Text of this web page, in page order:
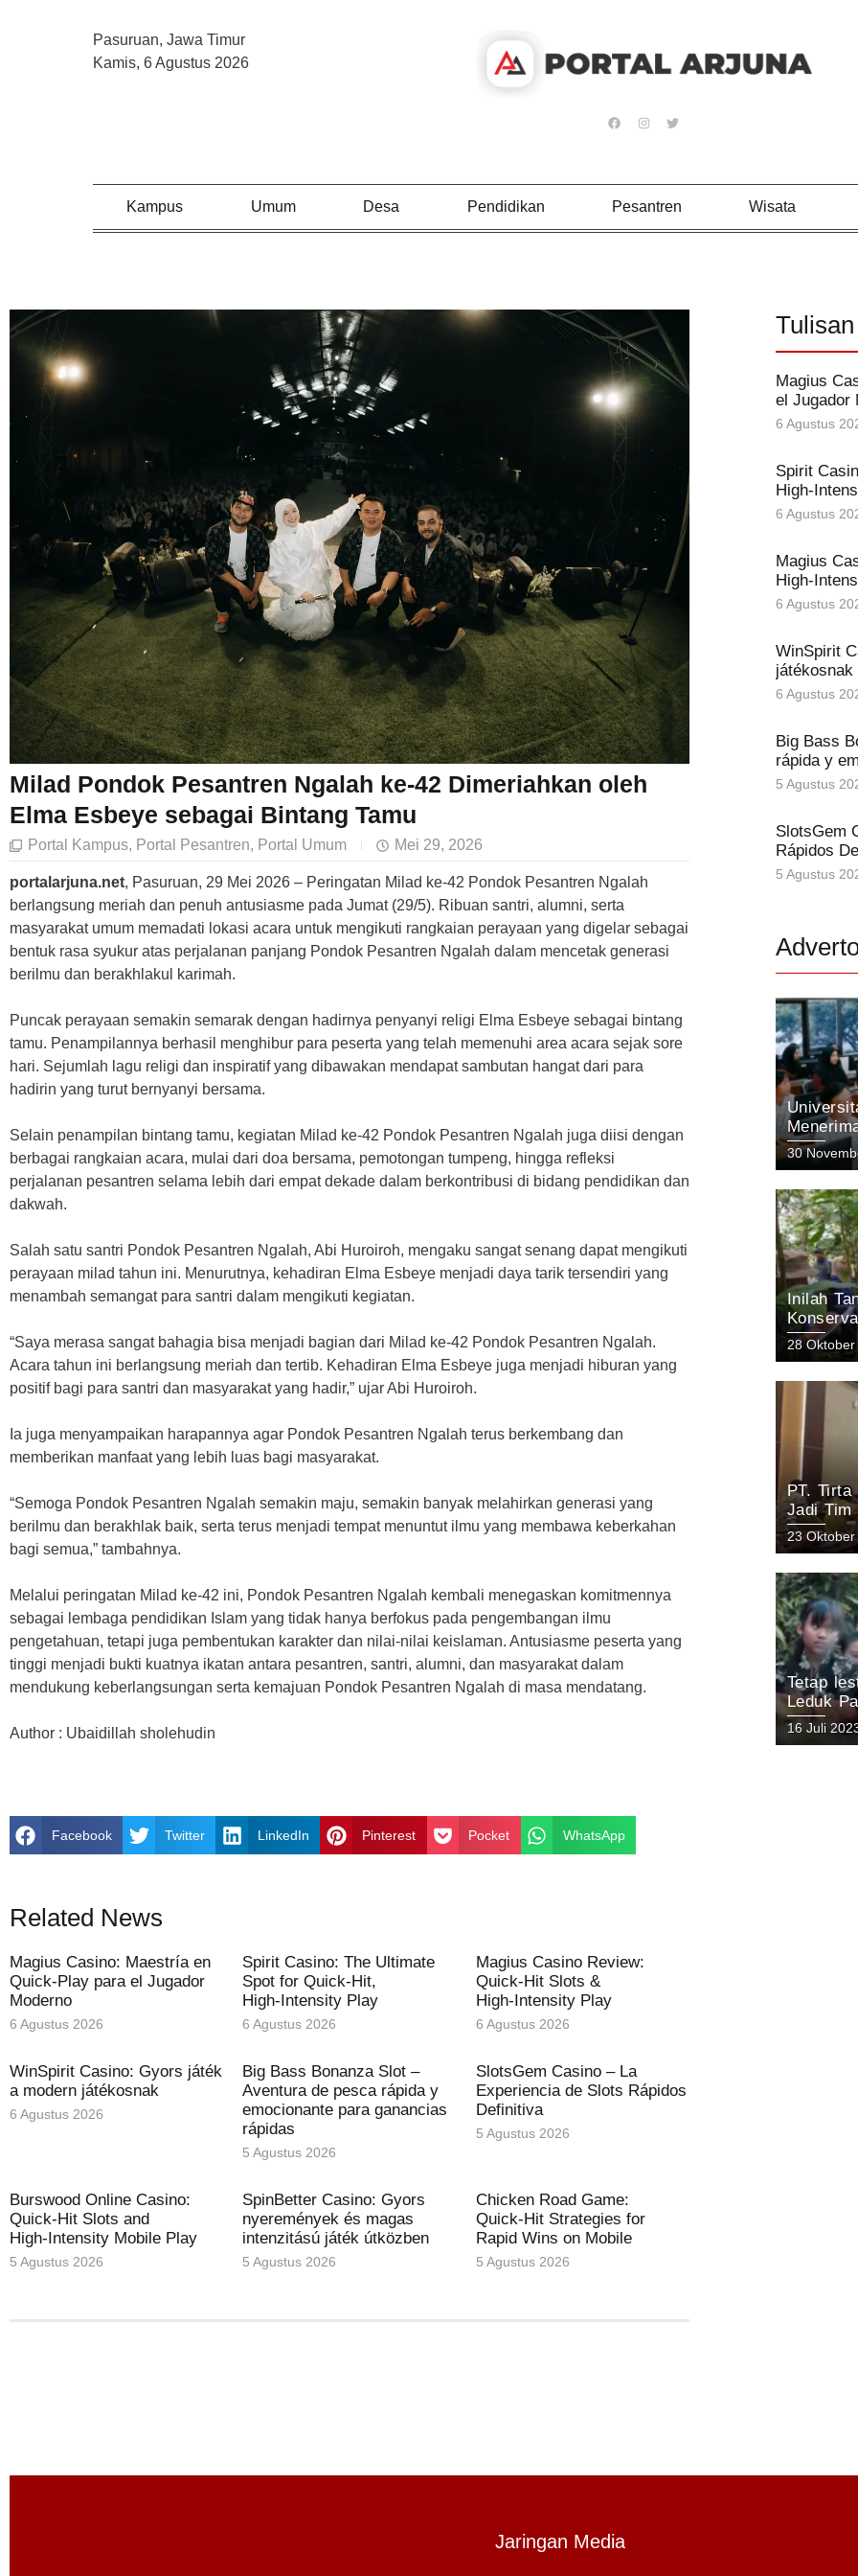
Pasuruan, Jawa Timur
Kamis, 6 Agustus 2026
Kampus Umum Desa Pendidikan Pesantren Wisata
Milad Pondok Pesantren Ngalah ke-42 Dimeriahkan oleh
Elma Esbeye sebagai Bintang Tamu
Portal Kampus, Portal Pesantren, Portal Umum Mei 29, 2026
portalarjuna.net, Pasuruan, 29 Mei 2026 – Peringatan Milad ke-42 Pondok Pesantren Ngalah
berlangsung meriah dan penuh antusiasme pada Jumat (29/5). Ribuan santri, alumni, serta
masyarakat umum memadati lokasi acara untuk mengikuti rangkaian perayaan yang digelar sebagai
bentuk rasa syukur atas perjalanan panjang Pondok Pesantren Ngalah dalam mencetak generasi
berilmu dan berakhlakul karimah.
Puncak perayaan semakin semarak dengan hadirnya penyanyi religi Elma Esbeye sebagai bintang
tamu. Penampilannya berhasil menghibur para peserta yang telah memenuhi area acara sejak sore
hari. Sejumlah lagu religi dan inspiratif yang dibawakan mendapat sambutan hangat dari para
hadirin yang turut bernyanyi bersama.
Selain penampilan bintang tamu, kegiatan Milad ke-42 Pondok Pesantren Ngalah juga diisi dengan
berbagai rangkaian acara, mulai dari doa bersama, pemotongan tumpeng, hingga refleksi
perjalanan pesantren selama lebih dari empat dekade dalam berkontribusi di bidang pendidikan dan
dakwah.
Salah satu santri Pondok Pesantren Ngalah, Abi Huroiroh, mengaku sangat senang dapat mengikuti
perayaan milad tahun ini. Menurutnya, kehadiran Elma Esbeye menjadi daya tarik tersendiri yang
menambah semangat para santri dalam mengikuti kegiatan.
“Saya merasa sangat bahagia bisa menjadi bagian dari Milad ke-42 Pondok Pesantren Ngalah.
Acara tahun ini berlangsung meriah dan tertib. Kehadiran Elma Esbeye juga menjadi hiburan yang
positif bagi para santri dan masyarakat yang hadir,” ujar Abi Huroiroh.
Ia juga menyampaikan harapannya agar Pondok Pesantren Ngalah terus berkembang dan
memberikan manfaat yang lebih luas bagi masyarakat.
“Semoga Pondok Pesantren Ngalah semakin maju, semakin banyak melahirkan generasi yang
berilmu dan berakhlak baik, serta terus menjadi tempat menuntut ilmu yang membawa keberkahan
bagi semua,” tambahnya.
Melalui peringatan Milad ke-42 ini, Pondok Pesantren Ngalah kembali menegaskan komitmennya
sebagai lembaga pendidikan Islam yang tidak hanya berfokus pada pengembangan ilmu
pengetahuan, tetapi juga pembentukan karakter dan nilai-nilai keislaman. Antusiasme peserta yang
tinggi menjadi bukti kuatnya ikatan antara pesantren, santri, alumni, dan masyarakat dalam
mendukung keberlangsungan serta kemajuan Pondok Pesantren Ngalah di masa mendatang.
Author : Ubaidillah sholehudin
Facebook Twitter LinkedIn Pinterest Pocket WhatsApp
Related News
Magius Casino: Maestría en
Quick‑Play para el Jugador
Moderno
6 Agustus 2026
Spirit Casino: The Ultimate
Spot for Quick‑Hit,
High‑Intensity Play
6 Agustus 2026
Magius Casino Review:
Quick‑Hit Slots &
High‑Intensity Play
6 Agustus 2026
WinSpirit Casino: Gyors játék
a modern játékosnak
6 Agustus 2026
Big Bass Bonanza Slot –
Aventura de pesca rápida y
emocionante para ganancias
rápidas
5 Agustus 2026
SlotsGem Casino – La
Experiencia de Slots Rápidos
Definitiva
5 Agustus 2026
Burswood Online Casino:
Quick‑Hit Slots and
High‑Intensity Mobile Play
5 Agustus 2026
SpinBetter Casino: Gyors
nyeremények és magas
intenzitású játék útközben
5 Agustus 2026
Chicken Road Game:
Quick‑Hit Strategies for
Rapid Wins on Mobile
5 Agustus 2026
Magius
el Jugador
6 Agustus
Spirit
6 Agustus
Magius
6 Agustus
WinSpirit
játékosnak
6 Agustus
Big Bass
rápida y
5 Agustus
SlotsGem
Rápidos
5 Agustus
dengan
30
Inilah
Arjuno
28
PT.
Jadi Tim
23
Tetap
Leduk
Lokal
16 Juli
Jaringan Media